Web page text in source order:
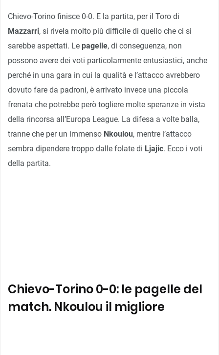
Chievo-Torino finisce 0-0. E la partita, per il Toro di
Mazzarri, si rivela molto più difficile di quello che ci si
sarebbe aspettati. Le pagelle, di conseguenza, non
possono avere dei voti particolarmente entusiastici, anche
perché in una gara in cui la qualità e l’attacco avrebbero
dovuto fare da padroni, è arrivato invece una piccola
frenata che potrebbe però togliere molte speranze in vista
della rincorsa all’Europa League. La difesa a volte balla,
tranne che per un immenso Nkoulou, mentre l’attacco
sembra dipendere troppo dalle folate di Ljajic. Ecco i voti
della partita.
Chievo-Torino 0-0: le pagelle del
match. Nkoulou il migliore